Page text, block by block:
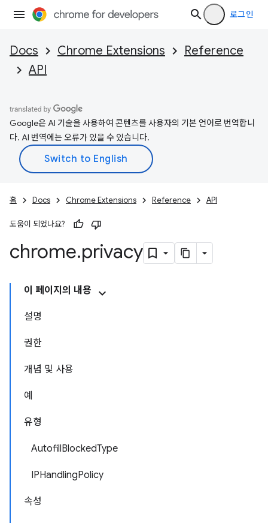
로그인
Docs Chrome Extensions
Reference
API
Google은 AI 기술을 사용하여 콘텐츠를 사용자의 기본 언어로 번역합니
다. AI 번역에는 오류가 있을 수 있습니다.
홈 Docs Chrome Extensions Reference API
도움이 되었나요?
chrome.privacy
이 페이지의 내용
설명
권한
개념 및 사용
예
유형
AutofillBlockedType
IPHandlingPolicy
속성